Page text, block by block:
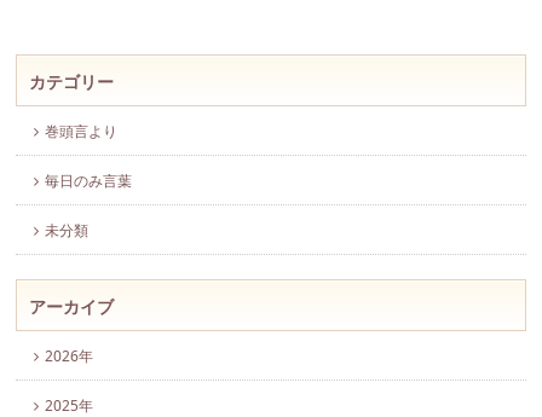
カテゴリー
巻頭言より
毎日のみ言葉
未分類
アーカイブ
2026年
2025年